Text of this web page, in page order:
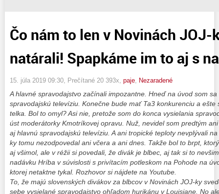
Čo nám to len v Novinách JOJ-
natárali! Spapkáme im to aj s
15. júla 2019 09:30 , Prečítané 20 393x, paje Nezaradené
A hlavné spravodajstvo začínali impozantne. Hneď na úvod som
spravodajskú televíziu. Konečne bude mať Ta3 konkurenciu a ešte
telka. Bol to omyl? Asi nie, pretože som do konca vysielania
úst moderátorky Kmotríkovej opravu. Nuž, nevidel som predtým
aj hlavnú spravodajskú televíziu. A ani tropické teploty nevplývali
ky tomu nezodpovedal ani včera a ani dnes. Takže bol to brpt,
aj všimol, ale v réžii si povedali, že divák je blbec, aj tak si to
nadávku Hríba v súvislosti s privítacím potleskom na Pohode na
ktorej netaktne tykal. Rozhovor si nájdete na Youtube.
To, že majú slovenských divákov za blbcov v Novinách JOJ-ky
sebe vysielané spravodajstvo ohľadom hurikánu v Louisiane. No